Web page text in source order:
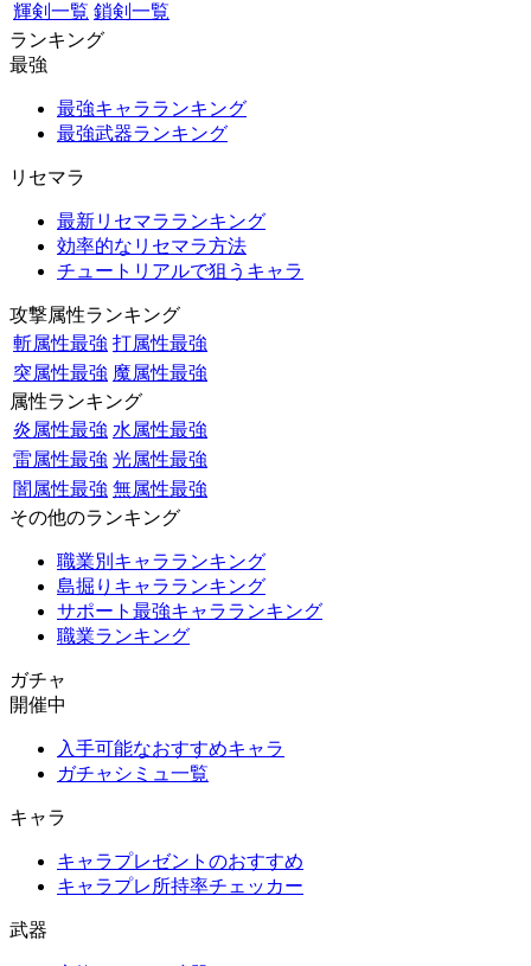
輝剣一覧 鎖剣一覧
ランキング
最強
最強キャラランキング
最強武器ランキング
リセマラ
最新リセマラランキング
効率的なリセマラ方法
チュートリアルで狙うキャラ
攻撃属性ランキング
斬属性最強 打属性最強
突属性最強 魔属性最強
属性ランキング
炎属性最強 水属性最強
雷属性最強 光属性最強
闇属性最強 無属性最強
その他のランキング
職業別キャラランキング
島掘りキャラランキング
サポート最強キャラランキング
職業ランキング
ガチャ
開催中
入手可能なおすすめキャラ
ガチャシミュ一覧
キャラ
キャラプレゼントのおすすめ
キャラプレ所持率チェッカー
武器